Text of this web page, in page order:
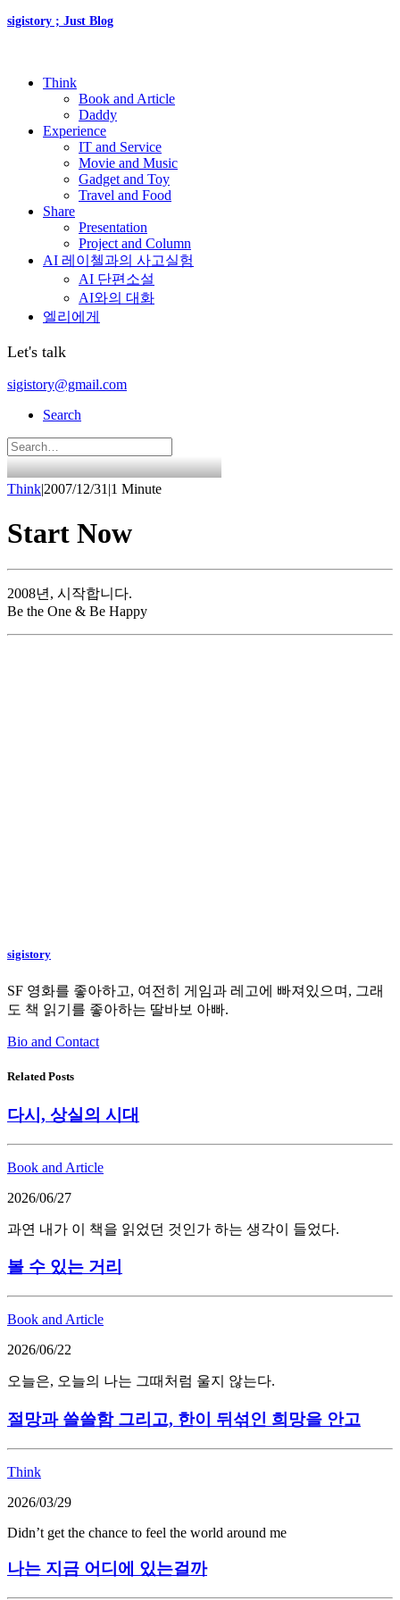
sigistory ; Just Blog
Think
Book and Article
Daddy
Experience
IT and Service
Movie and Music
Gadget and Toy
Travel and Food
Share
Presentation
Project and Column
AI 레이첼과의 사고실험
AI 단편소설
AI와의 대화
엘리에게
Let's talk
sigistory@gmail.com
Search
Think|2007/12/31|1 Minute
Start Now
2008년, 시작합니다.
Be the One & Be Happy
sigistory
SF 영화를 좋아하고, 여전히 게임과 레고에 빠져있으며, 그래
도 책 읽기를 좋아하는 딸바보 아빠.
Bio and Contact
Related Posts
다시, 상실의 시대
Book and Article
2026/06/27
과연 내가 이 책을 읽었던 것인가 하는 생각이 들었다.
볼 수 있는 거리
Book and Article
2026/06/22
오늘은, 오늘의 나는 그때처럼 울지 않는다.
절망과 쓸쓸함 그리고, 한이 뒤섞인 희망을 안고
Think
2026/03/29
Didn’t get the chance to feel the world around me
나는 지금 어디에 있는걸까